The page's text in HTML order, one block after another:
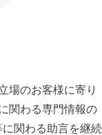
場のお客様に寄り
関わる専門情報の
関わる助言を継続